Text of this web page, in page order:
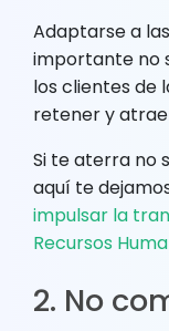
Adaptarse a
importante no
los clientes de
retener y
Si te aterra no
aquí te
impulsar la
Recursos
2. No